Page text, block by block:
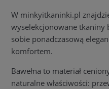
W minkyitkaninki.pl
wyselekcjonowane tkaniny
sobie ponadczasową
komfortem.
Bawełna to materiał
naturalne właściwości: